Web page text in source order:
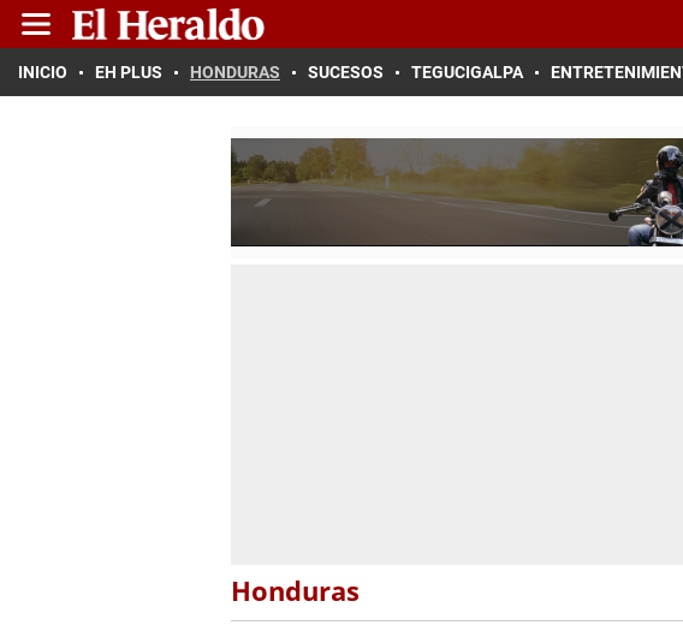
INICIO EH PLUS HONDURAS SUCESOS TEGUCIGALPA
Honduras